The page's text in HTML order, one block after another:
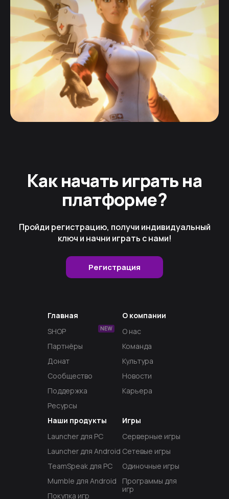
Как начать играть на
платформе?
Пройди регистрацию, получи индивидуальный
ключ и начни играть с нами!
Регистрация
Главная
SHOP
NEW
Партнёры
Донат
Сообщество
Поддержка
Ресурсы
Наши продукты
Launcher для PC
Launcher для Android
TeamSpeak для PC
Mumble для Android
Покупка игр
Игры
Серверные игры
Сетевые игры
Одиночные игры
Программы для
игр
О компании
О нас
Команда
Культура
Новости
Карьера